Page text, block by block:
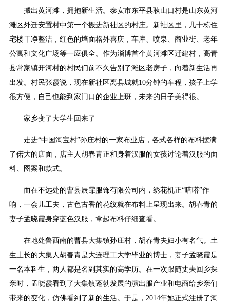
搬出黄河滩，拥抱新生活。泰安市东平县耿山口村是山东黄河
滩区外迁安置村中第一个搬进新社区的村庄。新社区里，几十栋住
宅楼干净整洁，红色的墙面格外喜庆，车库、喷泉、商业街、老年
公寓和文化广场等一应俱全。作为淄博首个黄河滩区迁建村，高青
县常家镇开河村的村民们前不久告别了滩区老房子，向着新生活再
出发。村民张霞说，现在新社区离县城就10分钟的车程，孩子上学
很方便，自己也能到家门口的企业上班，未来的日子美得很。
家乡变了大学生回来了
走进“中国淘宝村”孙庄村的一家布业店，各式各样的布料摆满
了偌大的店面，店主人胡春青正和身着汉服的女孩讨论着汉服的面
料、图案和款式。
而在不远处的曹县辰霏服饰有限公司内，绣花机正“嗒嗒”作
响，一会儿工夫，古色古香的花纹就在布料上呈现出来。胡春青的
妻子孟晓霞身穿蓝色汉服，拿起布料仔细查看。
在地处鲁西南的曹县大集镇孙庄村，胡春青夫妇小有名气。土
生土长的大集人胡春青是大连理工大学毕业的博士，妻子孟晓霞是
一名本科生，两人都是名副其实的高学历。在一次跟随丈夫回乡探
亲时，孟晓霞看到了大集镇蓬勃发展的演出服产业和电商给乡亲们
带来的变化，仿佛看到了新的生活。于是，2014年她正式注册了淘